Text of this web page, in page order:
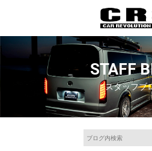
STAFF
スタッフブ